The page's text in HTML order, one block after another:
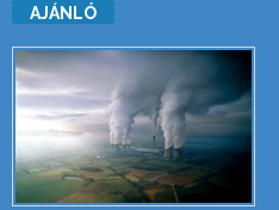
AJÁNLÓ